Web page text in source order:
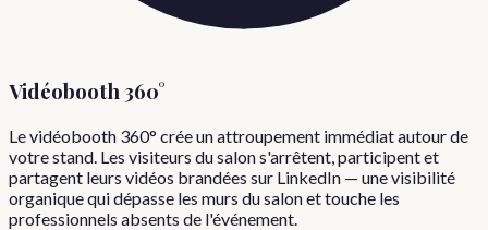
Vidéobooth 360°
Le vidéobooth 360° crée un attroupement immédiat autour de
votre stand. Les visiteurs du salon s'arrêtent, participent et
partagent leurs vidéos brandées sur LinkedIn — une visibilité
organique qui dépasse les murs du salon et touche les
professionnels absents de l'événement.